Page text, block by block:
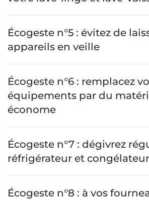
Écogeste n°5 : évitez de
appareils en veille
Écogeste n°6 : remplacez
équipements par du
économe
Écogeste n°7 : dégivrez
réfrigérateur et congélateur
Écogeste n°8 : à vos